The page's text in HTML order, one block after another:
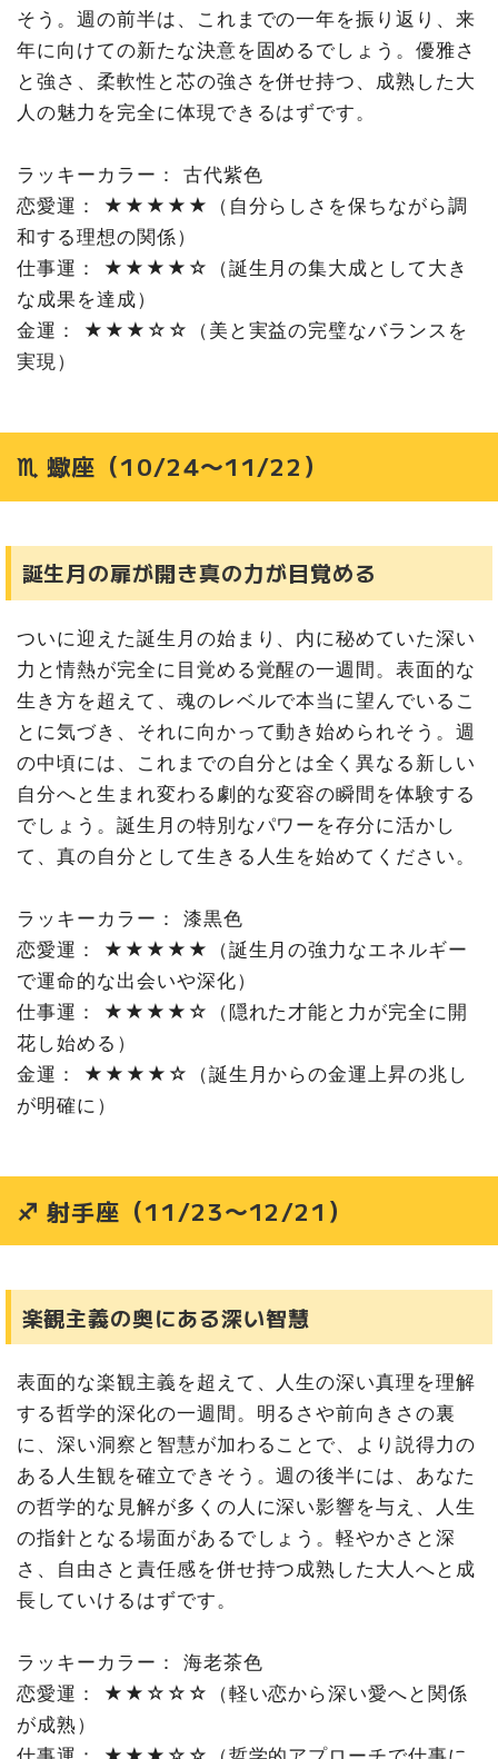
そう。週の前半は、これまでの一年を振り返り、来
年に向けての新たな決意を固めるでしょう。優雅さ
と強さ、柔軟性と芯の強さを併せ持つ、成熟した大
人の魅力を完全に体現できるはずです。
ラッキーカラー： 古代紫色
恋愛運： ★★★★★（自分らしさを保ちながら調
和する理想の関係）
仕事運： ★★★★☆（誕生月の集大成として大き
な成果を達成）
金運： ★★★☆☆（美と実益の完璧なバランスを
実現）
♏ 蠍座（10/24〜11/22）
誕生月の扉が開き真の力が目覚める
ついに迎えた誕生月の始まり、内に秘めていた深い
力と情熱が完全に目覚める覚醒の一週間。表面的な
生き方を超えて、魂のレベルで本当に望んでいるこ
とに気づき、それに向かって動き始められそう。週
の中頃には、これまでの自分とは全く異なる新しい
自分へと生まれ変わる劇的な変容の瞬間を体験する
でしょう。誕生月の特別なパワーを存分に活かし
て、真の自分として生きる人生を始めてください。
ラッキーカラー： 漆黒色
恋愛運： ★★★★★（誕生月の強力なエネルギー
で運命的な出会いや深化）
仕事運： ★★★★☆（隠れた才能と力が完全に開
花し始める）
金運： ★★★★☆（誕生月からの金運上昇の兆し
が明確に）
♐ 射手座（11/23〜12/21）
楽観主義の奥にある深い智慧
表面的な楽観主義を超えて、人生の深い真理を理解
する哲学的深化の一週間。明るさや前向きさの裏
に、深い洞察と智慧が加わることで、より説得力の
ある人生観を確立できそう。週の後半には、あなた
の哲学的な見解が多くの人に深い影響を与え、人生
の指針となる場面があるでしょう。軽やかさと深
さ、自由さと責任感を併せ持つ成熟した大人へと成
長していけるはずです。
ラッキーカラー： 海老茶色
恋愛運： ★★☆☆☆（軽い恋から深い愛へと関係
が成熟）